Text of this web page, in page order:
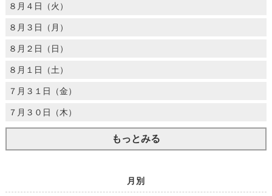
８月４日（火）
８月３日（月）
８月２日（日）
８月１日（土）
７月３１日（金）
７月３０日（木）
もっとみる
月別